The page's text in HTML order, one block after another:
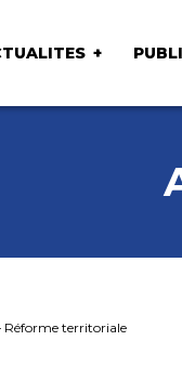
Réforme territoriale